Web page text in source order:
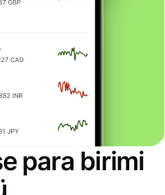
para birimi